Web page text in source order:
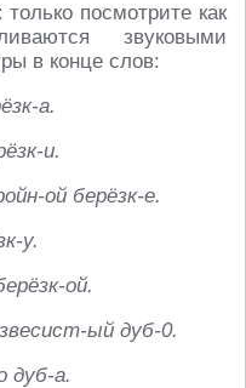
посмотрите как
звуковыми
в конце слов:
а.
и.
ой берёзк-е.
у.
ой.
ый дуб-0.
дуб-а.